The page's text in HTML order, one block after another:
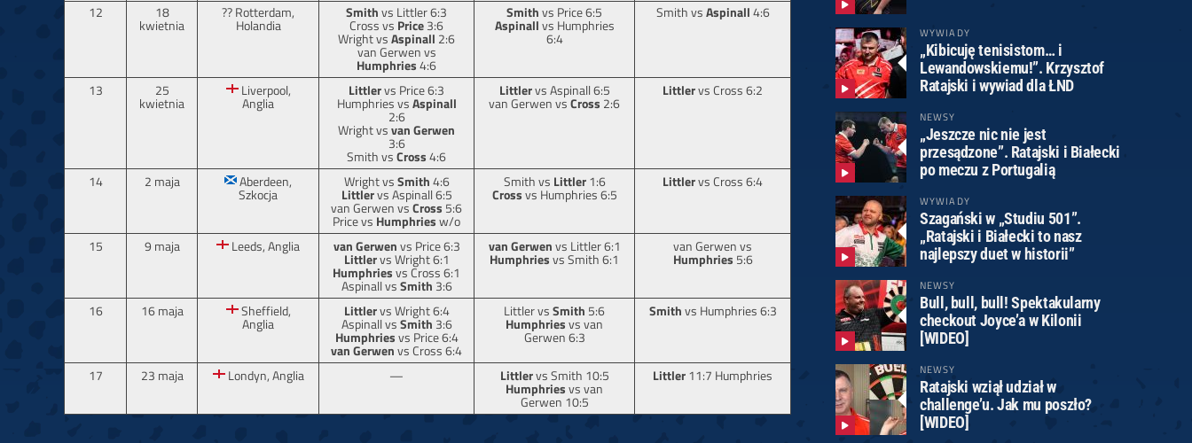
12 18
kwietnia
?? Rotterdam,
Holandia
Smithvs Littler 6:3
Cross vs Price3:6
Wright vsAspinall 2:6
van Gerwen vs
Humphries4:6
Smithvs Price 6:5
Aspinallvs Humphries
6:4
Smith vsAspinall4:6
13 25
kwietnia
Liverpool,
Anglia
Littlervs Price 6:3
Humphries vsAspinall
2:6
Wright vsvan Gerwen
3:6
Smith vsCross4:6
Littlervs Aspinall 6:5
van Gerwen vsCross 2:6
Littlervs Cross 6:2
14 2 maja Aberdeen,
Szkocja
Wright vsSmith4:6
Littlervs Aspinall 6:5
van Gerwen vsCross 5:6
Price vs Humphriesw/o
Smith vs Littler1:6
Crossvs Humphries 6:5
Littlervs Cross 6:4
15 9 maja Leeds, Anglia van Gerwenvs Price 6:3
Littlervs Wright 6:1
Humphriesvs Cross 6:1
Aspinall vsSmith 3:6
van Gerwenvs Littler 6:1
Humphriesvs Smith 6:1
van Gerwen vs
Humphries 5:6
16 16 maja Sheffield,
Anglia
Littlervs Wright 6:4
Aspinall vsSmith 3:6
Humphriesvs Price 6:4
van Gerwenvs Cross 6:4
Littler vsSmith 5:6
Humphriesvs van
Gerwen 6:3
Smithvs Humphries 6:3
17 23 maja Londyn, Anglia — Littlervs Smith 10:5
Humphriesvs van
Gerwen 10:5
Littler11:7 Humphries
WYWIADY
„Kibicuję tenisistom… i
Lewandowskiemu!”. Krzysztof
Ratajski i wywiad dla ŁND
NEWSY
„Jeszcze nic nie jest
przesądzone”. Ratajski i Białecki
po meczu z Portugalią
WYWIADY
Szagański w „Studiu 501”.
„Ratajski i Białecki to nasz
najlepszy duet w historii”
NEWSY
Bull, bull, bull! Spektakularny
checkout Joyce’a w Kilonii
[WIDEO]
NEWSY
Ratajski wziął udział w
challenge’u. Jak mu poszło?
[WIDEO]